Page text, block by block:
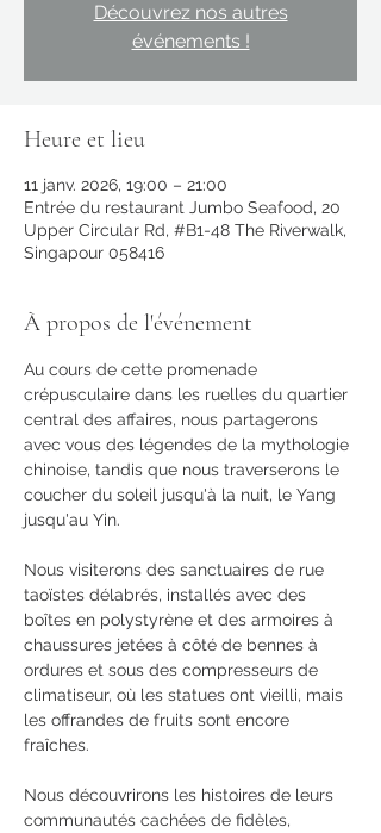
Découvrez nos autres
événements !
Heure et lieu
11 janv. 2026, 19:00 – 21:00
Entrée du restaurant Jumbo Seafood, 20
Upper Circular Rd, #B1-48 The Riverwalk,
Singapour 058416
À propos de l'événement
Au cours de cette promenade
crépusculaire dans les ruelles du quartier
central des affaires, nous partagerons
avec vous des légendes de la mythologie
chinoise, tandis que nous traverserons le
coucher du soleil jusqu'à la nuit, le Yang
jusqu'au Yin.
Nous visiterons des sanctuaires de rue
taoïstes délabrés, installés avec des
boîtes en polystyrène et des armoires à
chaussures jetées à côté de bennes à
ordures et sous des compresseurs de
climatiseur, où les statues ont vieilli, mais
les offrandes de fruits sont encore
fraîches.
Nous découvrirons les histoires de leurs
communautés cachées de fidèles,